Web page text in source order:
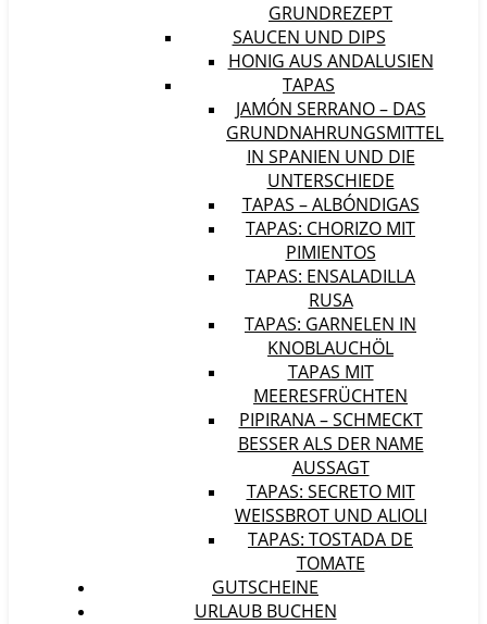
GRUNDREZEPT
SAUCEN UND DIPS
HONIG AUS ANDALUSIEN
TAPAS
JAMÓN SERRANO – DAS
GRUNDNAHRUNGSMITTEL
IN SPANIEN UND DIE
UNTERSCHIEDE
TAPAS – ALBÓNDIGAS
TAPAS: CHORIZO MIT
PIMIENTOS
TAPAS: ENSALADILLA
RUSA
TAPAS: GARNELEN IN
KNOBLAUCHÖL
TAPAS MIT
MEERESFRÜCHTEN
PIPIRANA – SCHMECKT
BESSER ALS DER NAME
AUSSAGT
TAPAS: SECRETO MIT
WEISSBROT UND ALIOLI
TAPAS: TOSTADA DE
TOMATE
GUTSCHEINE
URLAUB BUCHEN